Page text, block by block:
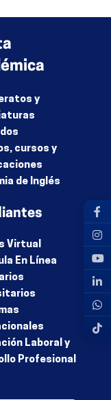
y
cursos y
de Inglés
Virtual
En Línea
Laboral y
Profesional